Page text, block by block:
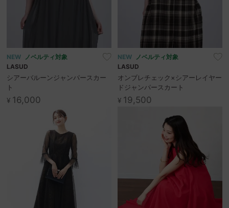
NEW
ノベルティ対象
LASUD
シアーバルーンジャンパースカー
ト
¥16,000
NEW
ノベルティ対象
LASUD
オンブレチェック×シアーレイヤー
ドジャンパースカート
¥19,500